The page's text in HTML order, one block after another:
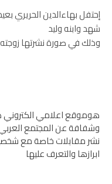
إحتفل بهاءالدين الحريري
شهد وابنه وليد
وذلك في صورة نشرتها
هوموقع اعلامي
وشفافة عن المجتمع
نشر مقابلات خاصة مع
ابرازها والتعرف عليها